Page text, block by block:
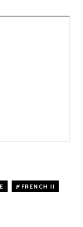
FRENCH II